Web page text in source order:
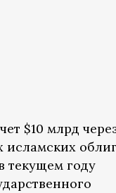
$10 млрд
исламских
текущем году